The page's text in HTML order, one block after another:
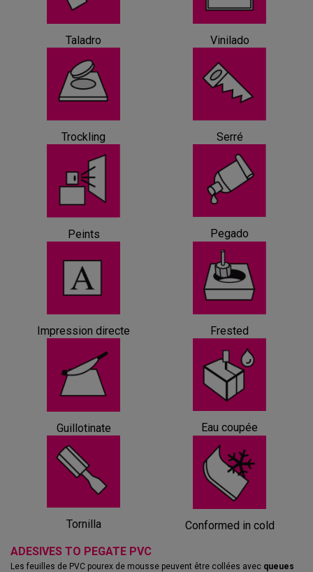
Taladro Vinilado
Trockling Serré
Peints Pegado
Impression directe Frested
Guillotinate Eau coupée
Tornilla
Conformed in cold
ADESIVES TO PEGATE PVC
Les feuilles de PVC pourex de mousse peuvent être collées avec queues